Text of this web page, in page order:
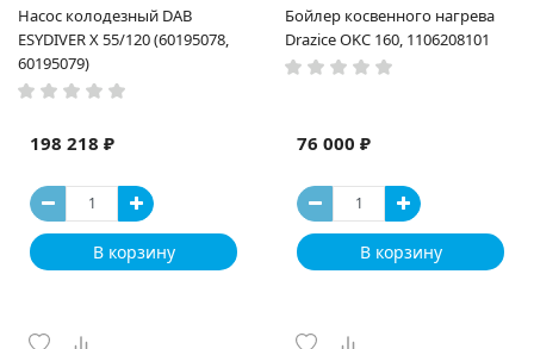
Насос колодезный DAB
ESYDIVER X 55/120 (60195078,
60195079)
198 218 ₽
В корзину
Бойлер косвенного нагрева
Drazice OKC 160, 1106208101
76 000 ₽
В корзину